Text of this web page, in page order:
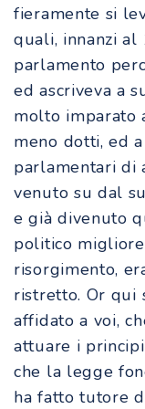
fieramente si
quali, innanzi al
parlamento
ed ascriveva a
molto imparato
meno dotti, ed
parlamentari di
venuto su dal
e già divenuto
politico
risorgimento,
ristretto. Or qui
affidato a voi,
attuare i
che la legge
ha fatto tutore